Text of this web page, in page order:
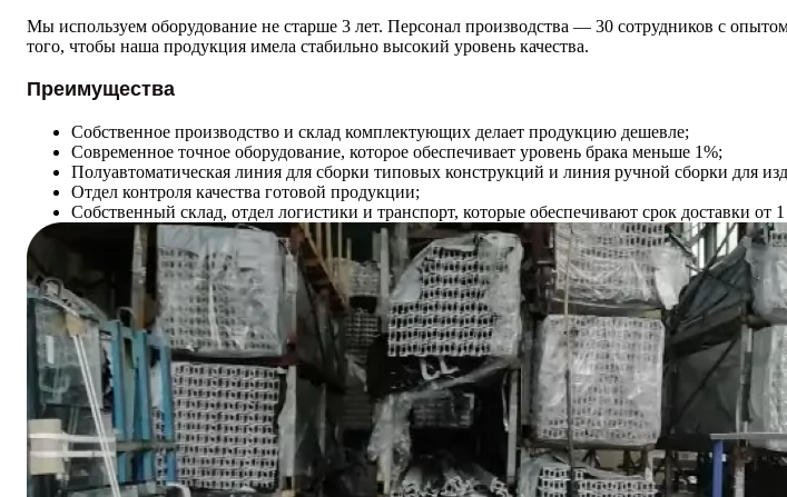
Мы используем оборудование не старше 3 лет. Персонал производства — 30 сотрудников с
того, чтобы наша продукция имела стабильно высокий уровень качества.
Преимущества
Собственное производство и склад комплектующих делает продукцию дешевле;
Современное точное оборудование, которое обеспечивает уровень брака меньше 1%;
Полуавтоматическая линия для сборки типовых конструкций и линия ручной сборки для
Отдел контроля качества готовой продукции;
Собственный склад, отдел логистики и транспорт, которые обеспечивают срок доставки от